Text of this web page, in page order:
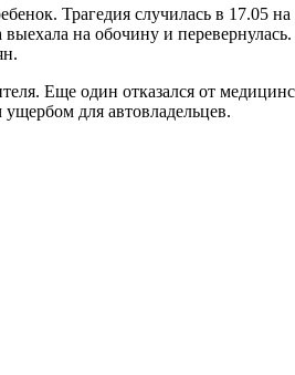
Трагедия случилась в 17.05
на обочину и перевернулась.
Еще один отказался от
для автовладельцев.